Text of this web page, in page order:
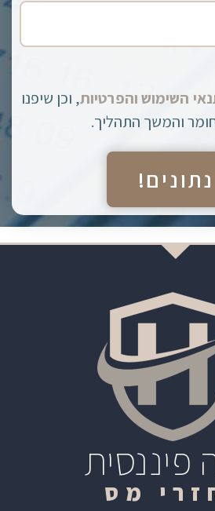
השימוש והפרטיות, וכן שיפנו
והמשך התהליך.
פיננסית
מס